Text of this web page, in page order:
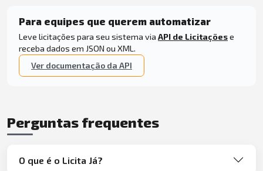
Para equipes que querem automatizar
Leve licitações para seu sistema via API de Licitaçõese
receba dados em JSON ou XML.
Ver documentação da API
Perguntas frequentes
O que é o Licita Já?